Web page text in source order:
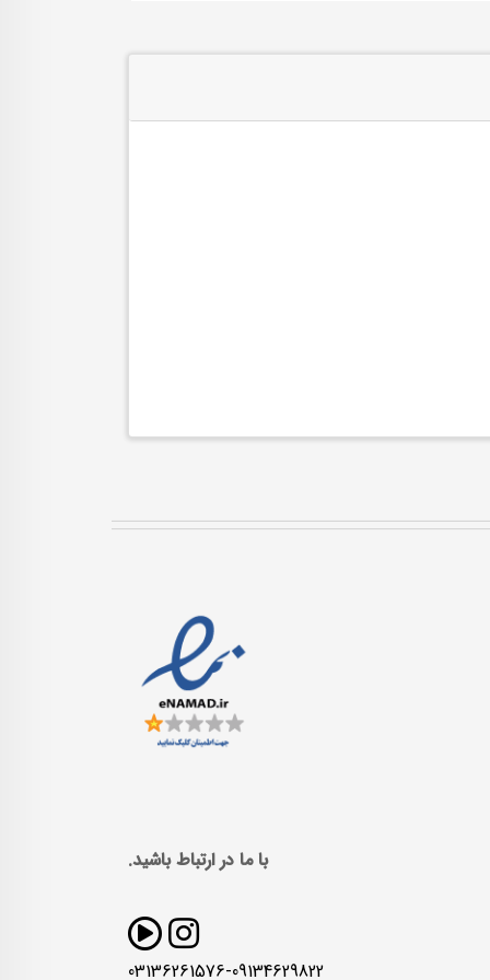
با ما در ارتباط باشید.
03136261576-09134629822